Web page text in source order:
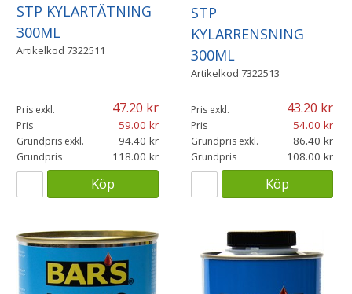
STP KYLARTÄTNING
300ML
Artikelkod 7322511
Pris exkl. 47.20
Pris 59.00
Grundpris exkl. 94.40
Grundpris 118.00
Köp
STP
KYLARRENSNING
300ML
Artikelkod 7322513
Pris exkl. 43.20
Pris 54.00
Grundpris exkl. 86.40
Grundpris 108.00
Köp